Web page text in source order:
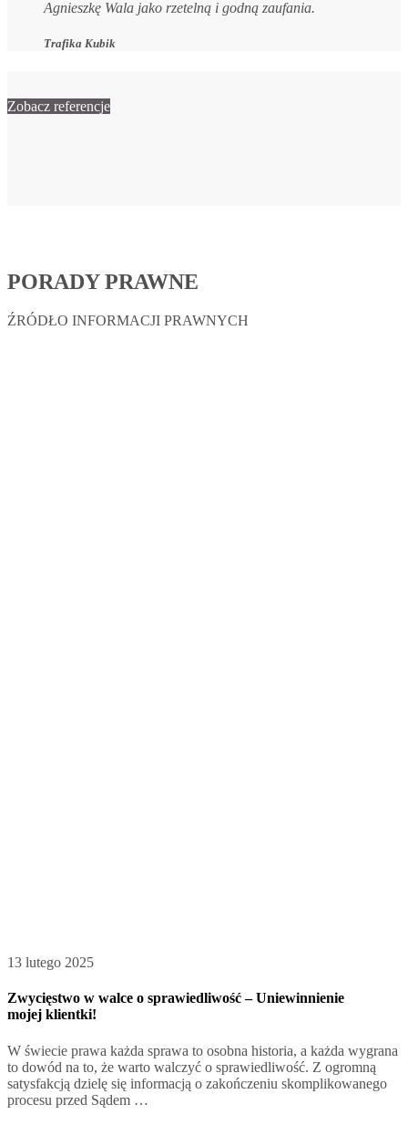
Agnieszkę Wala jako rzetelną i godną zaufania.
Trafika Kubik
Zobacz referencje
PORADY PRAWNE
ŹRÓDŁO INFORMACJI PRAWNYCH
13 lutego 2025
Zwycięstwo w walce o sprawiedliwość – Uniewinnienie
mojej klientki!
W świecie prawa każda sprawa to osobna historia, a każda wygrana
to dowód na to, że warto walczyć o sprawiedliwość. Z ogromną
satysfakcją dzielę się informacją o zakończeniu skomplikowanego
procesu przed Sądem …